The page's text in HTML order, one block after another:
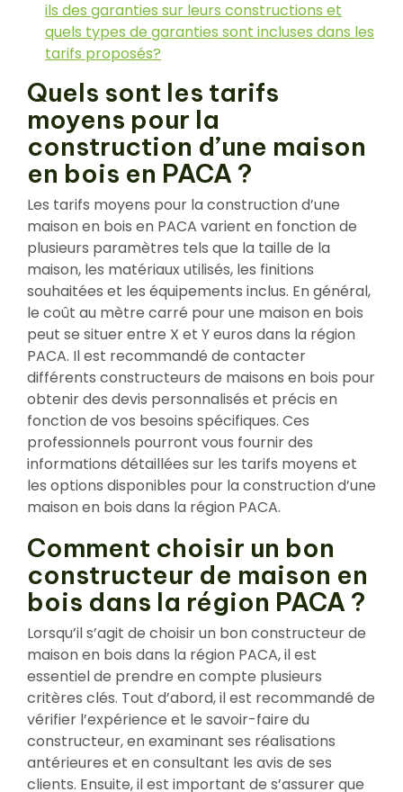
ils des garanties sur leurs constructions et
quels types de garanties sont incluses dans les
tarifs proposés?
Quels sont les tarifs
moyens pour la
construction d’une maison
en bois en PACA ?
Les tarifs moyens pour la construction d’une
maison en bois en PACA varient en fonction de
plusieurs paramètres tels que la taille de la
maison, les matériaux utilisés, les finitions
souhaitées et les équipements inclus. En général,
le coût au mètre carré pour une maison en bois
peut se situer entre X et Y euros dans la région
PACA. Il est recommandé de contacter
différents constructeurs de maisons en bois pour
obtenir des devis personnalisés et précis en
fonction de vos besoins spécifiques. Ces
professionnels pourront vous fournir des
informations détaillées sur les tarifs moyens et
les options disponibles pour la construction d’une
maison en bois dans la région PACA.
Comment choisir un bon
constructeur de maison en
bois dans la région PACA ?
Lorsqu’il s’agit de choisir un bon constructeur de
maison en bois dans la région PACA, il est
essentiel de prendre en compte plusieurs
critères clés. Tout d’abord, il est recommandé de
vérifier l’expérience et le savoir-faire du
constructeur, en examinant ses réalisations
antérieures et en consultant les avis de ses
clients. Ensuite, il est important de s’assurer que